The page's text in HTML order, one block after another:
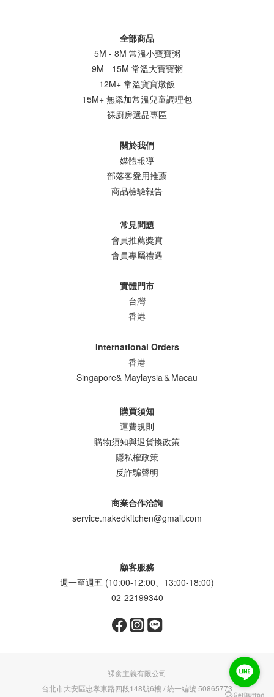
全部商品
5M - 8M 常溫小寶寶粥
9M - 15M 常溫大寶寶粥
12M+ 常溫寶寶燉飯
15M+ 無添加常溫兒童調理包
裸廚房選品專區
關於我們
媒體報導
部落客愛用推薦
商品檢驗報告
常見問題
會員推薦獎賞
會員專屬禮遇
實體門市
台灣
香港
International Orders
香港
Singapore& Maylaysia＆Macau
購買須知
運費規則
購物須知與退貨換政策
隱私權政策
反詐騙聲明
商業合作洽詢
service.nakedkitchen@gmail.com
顧客服務
週一至週五 (10:00-12:00、13:00-18:00)
02-22199340
裸食主義有限公司
台北市大安區忠孝東路四段148號6樓 / 統一編號 50865773